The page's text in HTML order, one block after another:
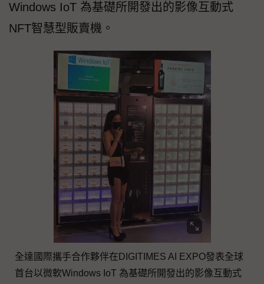
Windows IoT 為基礎所開發出的影像互動式
NFT智慧型販賣機。
全達國際攜手合作夥伴在DIGITIMES AI EXPO發表全球
首台以微軟Windows IoT 為基礎所開發出的影像互動式